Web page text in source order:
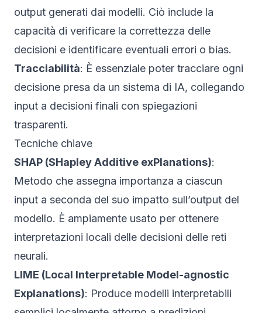
output generati dai modelli. Ciò include la
capacità di verificare la correttezza delle
decisioni e identificare eventuali errori o bias.
Tracciabilità: È essenziale poter tracciare ogni
decisione presa da un sistema di IA, collegando
input a decisioni finali con spiegazioni
trasparenti.
Tecniche chiave
SHAP (SHapley Additive exPlanations):
Metodo che assegna importanza a ciascun
input a seconda del suo impatto sull’output del
modello. È ampiamente usato per ottenere
interpretazioni locali delle decisioni delle reti
neurali.
LIME (Local Interpretable Model-agnostic
Explanations): Produce modelli interpretabili